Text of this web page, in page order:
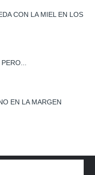
CON LA MIEL EN LOS
EN LA MARGEN